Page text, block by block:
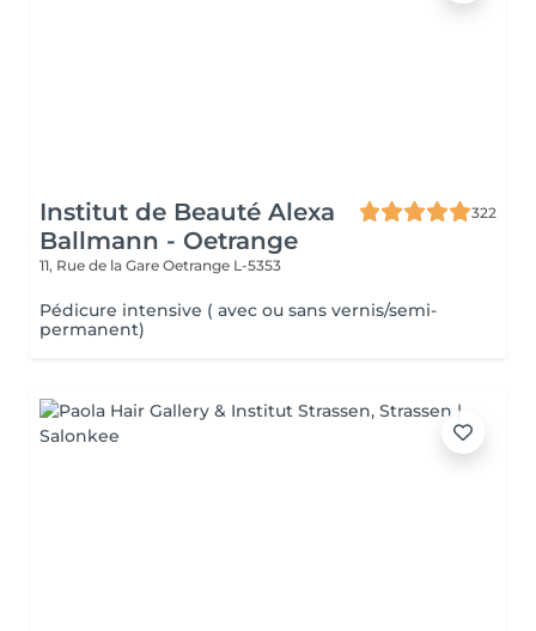
Institut de Beauté Alexa
Ballmann - Oetrange
322
11, Rue de la Gare Oetrange L-5353
Pédicure intensive ( avec ou sans vernis/semi-
permanent)